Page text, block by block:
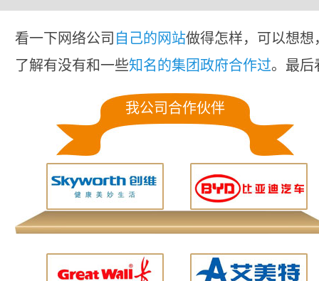
看一下网络公司 自己的网站做得怎样，可以想
了解有没有和一些知名的集团政府合作过。最后
我公司合作伙伴